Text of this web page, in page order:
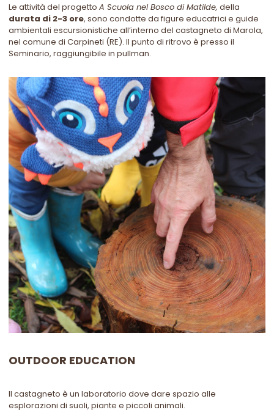
Le attività del progettoA Scuola nel Bosco di Matilde, della
durata di 2-3 ore, sono condotte da figure educatrici e guide
ambientali escursionistiche all’interno del castagneto di Marola,
nel comune di Carpineti (RE). Il punto di ritrovo è presso il
Seminario,raggiungibile in pullman.
OUTDOOR EDUCATION
Il castagneto è un laboratorio dove dare spazio alle
esplorazioni di suoli, piante e piccoli animali.